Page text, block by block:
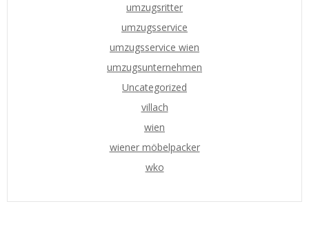
umzugsritter
umzugsservice
umzugsservice wien
umzugsunternehmen
Uncategorized
villach
wien
wiener möbelpacker
wko